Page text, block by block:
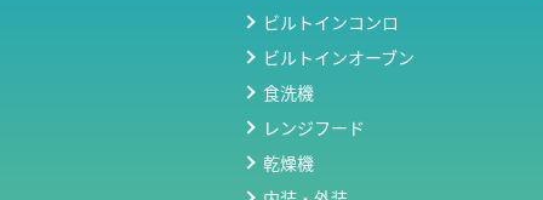
ビルトインコンロ
ビルトインオーブン
食洗機
レンジフード
乾燥機